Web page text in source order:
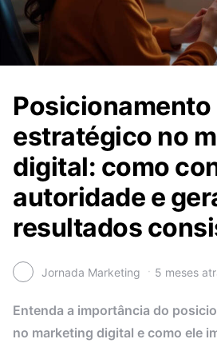
Posicionamento
estratégico no
digital: como
autoridade e
resultados
Jornada Marketing 5 meses
Entenda a importância do
no marketing digital e como ele